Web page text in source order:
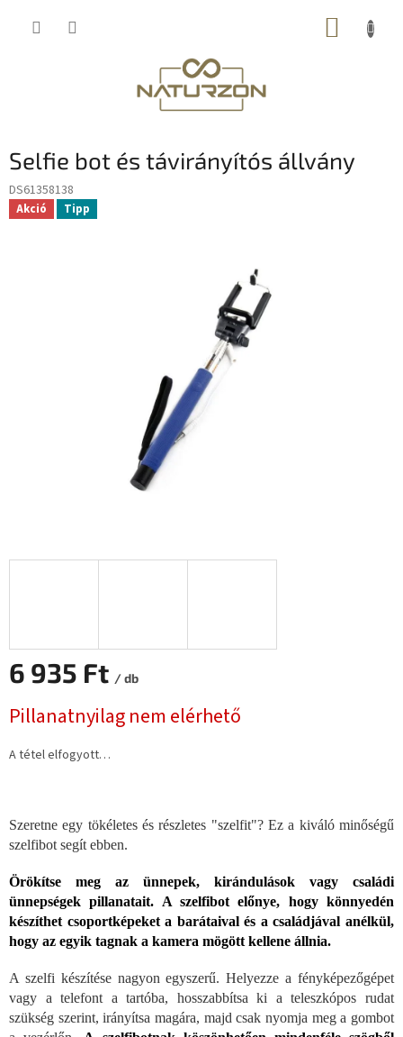
KOSÁR
Selfie bot és távirányítós állvány
DS61358138
Akció Tipp
6 935 Ft / db
Pillanatnyilag nem elérhető
A tétel elfogyott…
Szeretne egy tökéletes és részletes "szelfit"? Ez a kiváló minőségű
szelfibot segít ebben.
Örökítse meg az ünnepek, kirándulások vagy családi
ünnepségek pillanatait. A szelfibot előnye, hogy könnyedén
készíthet csoportképeket a barátaival és a családjával anélkül,
hogy az egyik tagnak a kamera mögött kellene állnia.
A szelfi készítése nagyon egyszerű. Helyezze a fényképezőgépet
vagy a telefont a tartóba, hosszabbítsa ki a teleszkópos rudat
szükség szerint, irányítsa magára, majd csak nyomja meg a gombot